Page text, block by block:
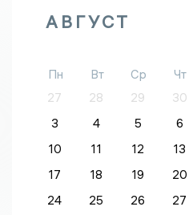
АВГУСТ
Пн Вт Ср Чт
27
28 29 30
3
4 5 6
10
11 12 13
17
18 19 20
24
25 26 27